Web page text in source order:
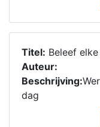
Titel: Beleef
Auteur:
Beschrijving:
dag